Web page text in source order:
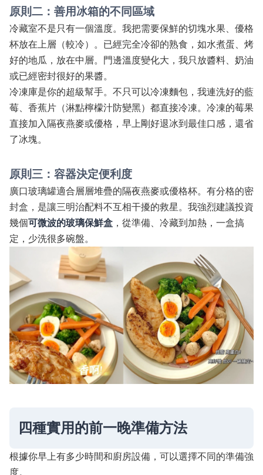
原則二：善用冰箱的不同區域
冷藏室不是只有一個溫度。我把需要保鮮的切塊水果、優格
杯放在上層（較冷）。已經完全冷卻的熟食，如水煮蛋、烤
好的地瓜，放在中層。門邊溫度變化大，我只放醬料、奶油
或已經密封很好的果醬。
冷凍庫是你的超級幫手。不只可以冷凍麵包，我連洗好的藍
莓、香蕉片（淋點檸檬汁防變黑）都直接冷凍。冷凍的莓果
直接加入隔夜燕麥或優格，早上剛好退冰到最佳口感，還省
了冰塊。
原則三：容器決定便利度
廣口玻璃罐適合層層堆疊的隔夜燕麥或優格杯。有分格的密
封盒，是讓三明治配料不互相干擾的救星。我強烈建議投資
幾個可微波的玻璃保鮮盒 ，從準備、冷藏到加熱，一盒搞
定，少洗很多碗盤。
四種實用的前一晚準備方法
根據你早上有多少時間和廚房設備，可以選擇不同的準備強
度。